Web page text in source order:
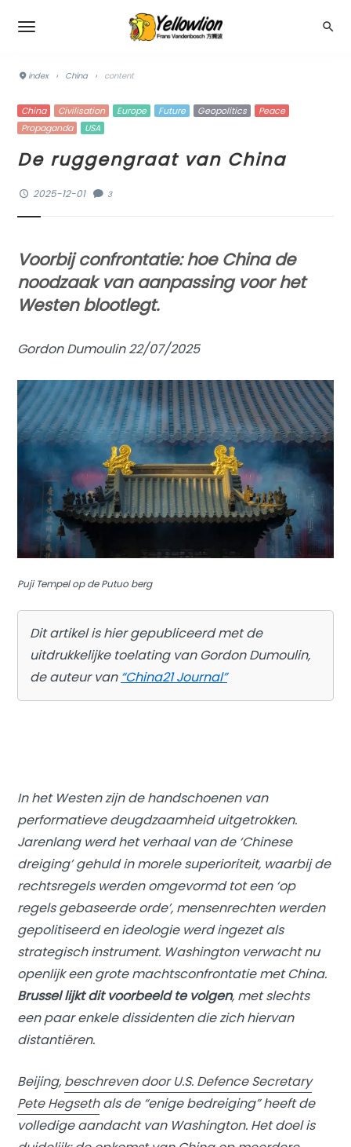
index › China › content
China Civilisation Europe Future Geopolitics
Peace
Propaganda
USA
De ruggengraat van China
2025-12-01 3
Voorbij confrontatie: hoe China de
noodzaak van aanpassing voor het
Westen blootlegt.
Gordon Dumoulin 22/07/2025
Puji Tempel op de Putuo berg
Dit artikel is hier gepubliceerd met de
uitdrukkelijke toelating van Gordon Dumoulin,
de auteur van “China21 Journal”
In het Westen zijn de handschoenen van
performatieve deugdzaamheid uitgetrokken.
Jarenlang werd het verhaal van de ‘Chinese
dreiging’ gehuld in morele superioriteit, waarbij de
rechtsregels werden omgevormd tot een ‘op
regels gebaseerde orde’, mensenrechten werden
gepolitiseerd en ideologie werd ingezet als
strategisch instrument. Washington verwacht nu
openlijk een grote machtsconfrontatie met China.
Brussel lijkt dit voorbeeld te volgen, met slechts
een paar enkele dissidenten die zich hiervan
distantiëren.
Beijing, beschreven door U.S. Defence Secretary
Pete Hegsethals de “enige bedreiging” heeft de
volledige aandacht van Washington. Het doel is